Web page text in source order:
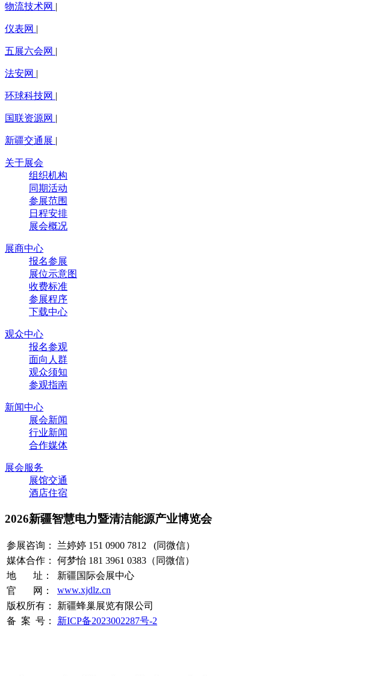
物流技术网 |
仪表网 |
五展六会网 |
法安网 |
环球科技网 |
国联资源网 |
新疆交通展 |
关于展会
组织机构
同期活动
参展范围
日程安排
展会概况
展商中心
报名参展
展位示意图
收费标准
参展程序
下载中心
观众中心
报名参观
面向人群
观众须知
参观指南
新闻中心
展会新闻
行业新闻
合作媒体
展会服务
展馆交通
酒店住宿
2026新疆智慧电力暨清洁能源产业博览会
参展咨询：
兰婷婷 151 0900 7812 (同微信）
媒体合作：
何梦怡 181 3961 0383（同微信）
地 址：
新疆国际会展中心
官 网：
www.xjdlz.cn
版权所有：
新疆蜂巢展览有限公司
备 案 号：
新ICP备2023002287号-2